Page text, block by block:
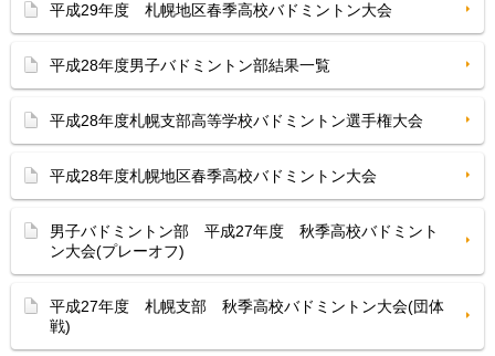
平成29年度 札幌地区春季高校バドミントン大会
平成28年度男子バドミントン部結果一覧
平成28年度札幌支部高等学校バドミントン選手権大会
平成28年度札幌地区春季高校バドミントン大会
男子バドミントン部 平成27年度 秋季高校バドミント
ン大会(プレーオフ)
平成27年度 札幌支部 秋季高校バドミントン大会(団体
戦)